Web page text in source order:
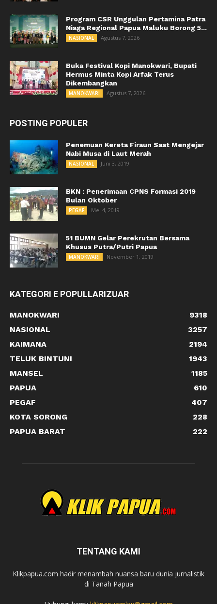
Program CSR Unggulan Pertamina Patra
Niaga Regional Papua Maluku Borong 5...
NASIONAL Agustus 7, 2026
Buka Festival Kopi Manokwari, Bupati
Hermus Minta Kopi Arfak Terus
Dikembangkan
MANOKWARI Agustus 7, 2026
POSTING POPULER
Penemuan Kereta Firaun Saat Mengejar
Nabi Musa di Laut Merah
NASIONAL Juni 3, 2019
BKN : Penerimaan CPNS Formasi 2019
Bulan Oktober
PEGAF Mei 4, 2019
51 BUMN Gelar Perekrutan Bersama
Khusus Putra/Putri Papua
MANOKWARI November 1, 2019
KATEGORI E POPULLARIZUAR
MANOKWARI
9318
NASIONAL
3257
KAIMANA
2194
TELUK BINTUNI
1943
MANSEL
1185
PAPUA
610
PEGAF
407
KOTA SORONG
228
PAPUA BARAT
222
TENTANG KAMI
Klikpapua.com hadir menambah nuansa baru dunia jurnalistik
di Tanah Papua